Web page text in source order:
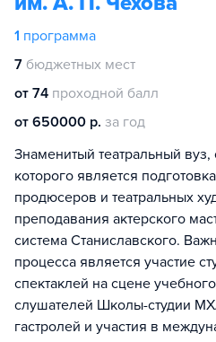
1 программа
7 бюджетных мест
от 74 проходной балл
от 650000 р. за год
Знаменитый театральный
которого является
продюсеров и театральных
преподавания актерского
система Станиславского.
процесса является участие
спектаклей на сцене
слушателей Школы-студии
гастролей и участия в